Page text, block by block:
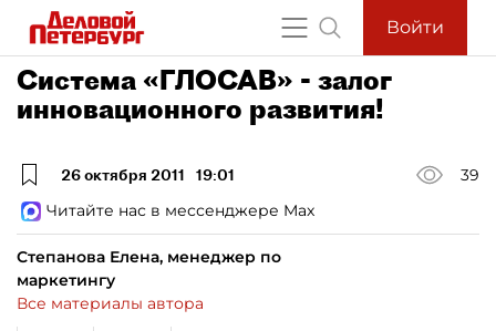
Войти
Система «ГЛОСАВ» - залог
инновационного развития!
26 октября 2011 19:01
39
Читайте нас в мессенджере Max
Степанова Елена, менеджер по
маркетингу
Все материалы автора